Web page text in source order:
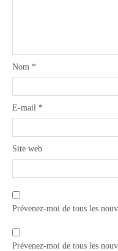
Nom *
E-mail *
Site web
Prévenez-moi de tous les
Prévenez-moi de tous les